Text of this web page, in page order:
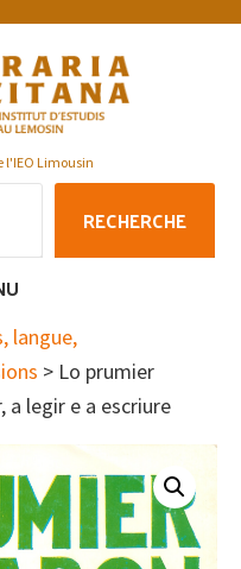
l'IEO Limousin
:
RECHERCHE
langue,
> Lo prumier
a legir e a escriure